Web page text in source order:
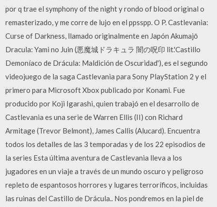
por q trae el symphony of the night y rondo of blood original o
remasterizado, y me corre de lujo en el ppsspp. O P. Castlevania:
Curse of Darkness, llamado originalmente en Japón Akumajō
Dracula: Yami no Juin (悪魔城ドラキュラ 闇の呪印 lit.'Castillo
Demoníaco de Drácula: Maldición de Oscuridad'), es el segundo
videojuego de la saga Castlevania para Sony PlayStation 2 y el
primero para Microsoft Xbox publicado por Konami. Fue
producido por Koji Igarashi, quien trabajó en el desarrollo de
Castlevania es una serie de Warren Ellis (II) con Richard
Armitage (Trevor Belmont), James Callis (Alucard). Encuentra
todos los detalles de las 3 temporadas y de los 22 episodios de
la series Esta última aventura de Castlevania lleva a los
jugadores en un viaje a través de un mundo oscuro y peligroso
repleto de espantosos horrores y lugares terroríficos, incluidas
las ruinas del Castillo de Drácula.. Nos pondremos en la piel de